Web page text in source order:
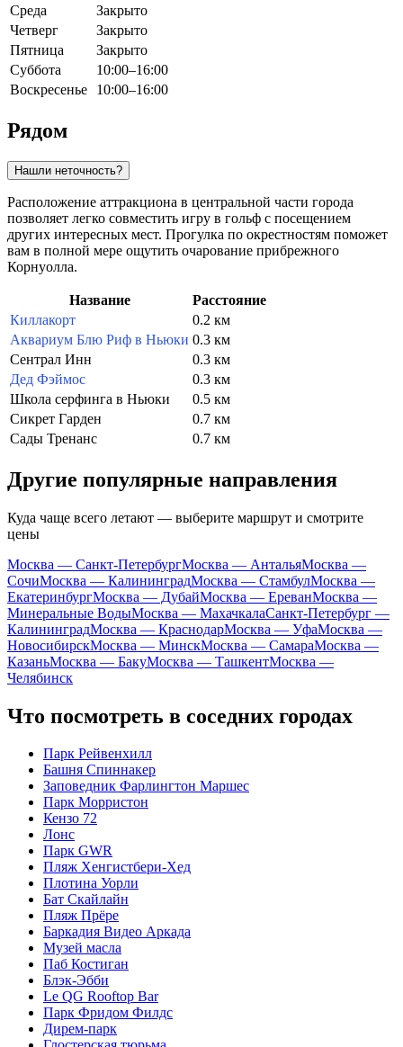
Среда
Закрыто
Четверг
Закрыто
Пятница
Закрыто
Суббота
10:00–16:00
Воскресенье
10:00–16:00
Рядом
Нашли неточность?
Расположение аттракциона в центральной части города
позволяет легко совместить игру в гольф с посещением
других интересных мест. Прогулка по окрестностям поможет
вам в полной мере ощутить очарование прибрежного
Корнуолла.
Название
Расстояние
Киллакорт
0.2 км
Аквариум Блю Риф в Ньюки 0.3 км
Сентрал Инн
0.3 км
Дед Фэймос
0.3 км
Школа серфинга в Ньюки
0.5 км
Сикрет Гарден
0.7 км
Сады Тренанс
0.7 км
Другие популярные направления
Куда чаще всего летают — выберите маршрут и смотрите
цены
Москва — Санкт-ПетербургМосква — АнтальяМосква —
СочиМосква — КалининградМосква — СтамбулМосква —
ЕкатеринбургМосква — ДубайМосква — ЕреванМосква —
Минеральные ВодыМосква — МахачкалаСанкт-Петербург —
КалининградМосква — КраснодарМосква — УфаМосква —
НовосибирскМосква — МинскМосква — СамараМосква —
КазаньМосква — БакуМосква — ТашкентМосква —
Челябинск
Что посмотреть в соседних городах
Парк Рейвенхилл
Башня Спиннакер
Заповедник Фарлингтон Маршес
Парк Морристон
Кензо 72
Лонс
Парк GWR
Пляж Хенгистбери-Хед
Плотина Уорли
Бат Скайлайн
Пляж Прёре
Баркадия Видео Аркада
Музей масла
Паб Костиган
Блэк-Эбби
Le QG Rooftop Bar
Парк Фридом Филдс
Дирем-парк